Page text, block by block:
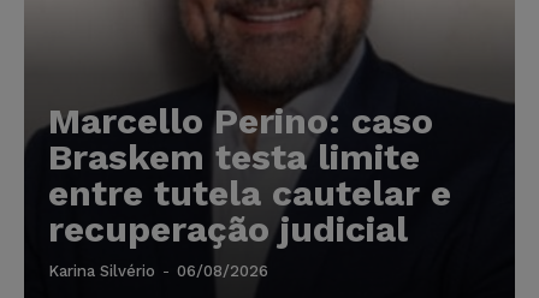
Marcello Perino: caso
Braskem testa limite
entre tutela cautelar e
recuperação judicial
Karina Silvério - 06/08/2026